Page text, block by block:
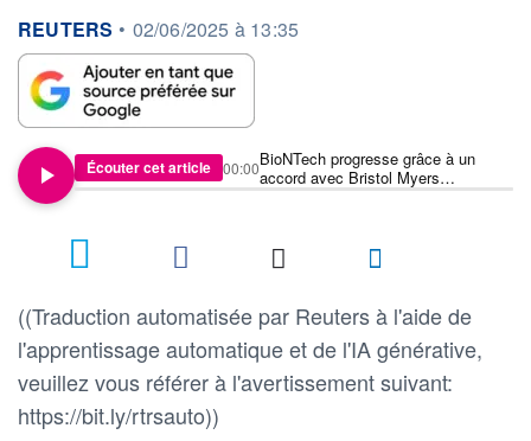
information fournie par
REUTERS • 02/06/2025 à 13:35
Écouter cet article
BioNTech progresse grâce à un
accord avec Bristol Myers
concernant un médicament contre le
00:00
((Traduction automatisée par Reuters à l'aide de
l'apprentissage automatique et de l'IA générative,
veuillez vous référer à l'avertissement suivant:
https://bit.ly/rtrsauto))